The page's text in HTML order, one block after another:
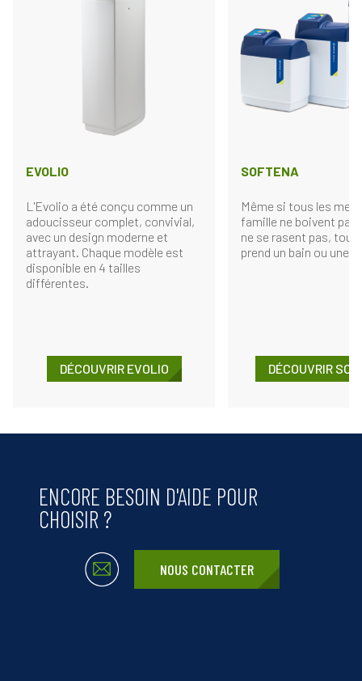
EVOLIO
L'Evolio a été conçu comme un
adoucisseur complet, convivial,
avec un design moderne et
attrayant. Chaque modèle est
disponible en 4 tailles
différentes.
DÉCOUVRIR EVOLIO
SOFTENA
Même si tous les
famille ne boivent pas
ne se rasent pas, tout
prend un bain ou une
DÉCOUVRIR
ENCORE BESOIN D'AIDE POUR
CHOISIR ?
NOUS CONTACTER